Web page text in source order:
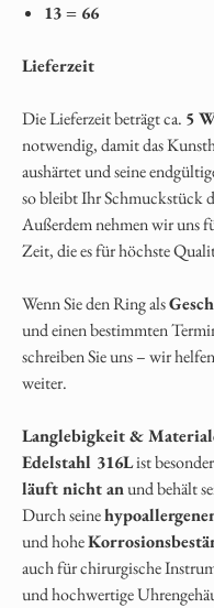
13 = 66
Lieferzeit
Die Lieferzeit beträgt ca. 5
notwendig, damit das
aushärtet und seine
so bleibt Ihr Schmuckstück
Außerdem nehmen wir uns
Zeit, die es für höchste
Wenn Sie den Ring als
und einen bestimmten
schreiben Sie uns – wir
weiter.
Langlebigkeit &
Edelstahl 316List
läuft nicht anund behält
Durch seine
und hohe
auch für chirurgische
und hochwertige